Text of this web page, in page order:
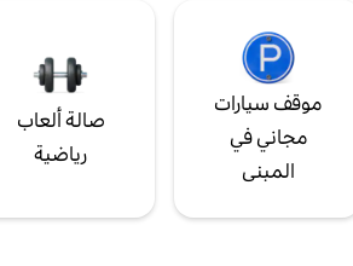
موقف سيارات
مجاني في
المبنى
صالة ألعاب
رياضية